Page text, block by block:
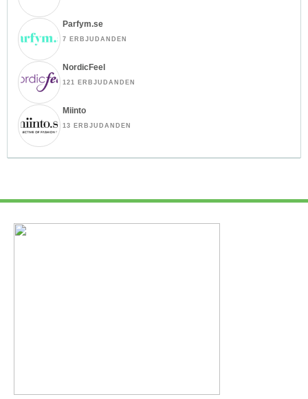
Parfym.se
7 ERBJUDANDEN
NordicFeel
121 ERBJUDANDEN
Miinto
13 ERBJUDANDEN